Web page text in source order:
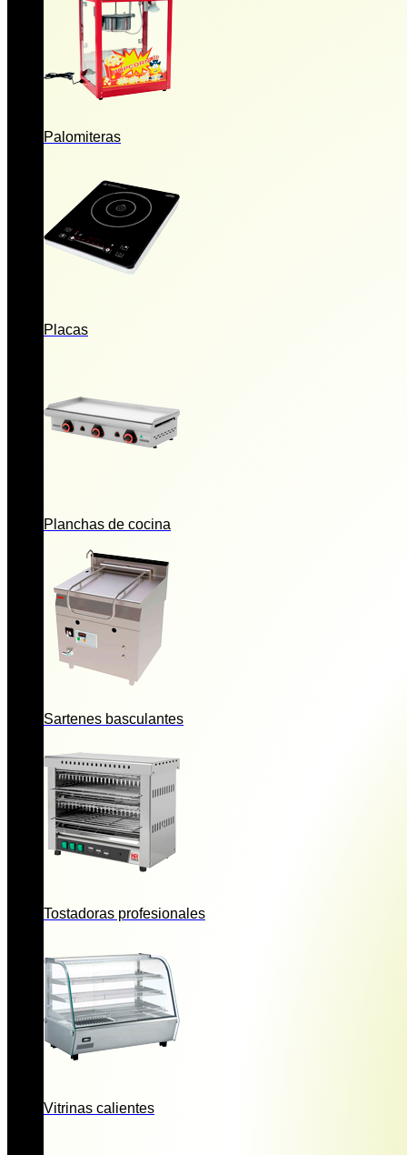
Palomiteras
Placas
Planchas de cocina
Sartenes basculantes
Tostadoras profesionales
Vitrinas calientes